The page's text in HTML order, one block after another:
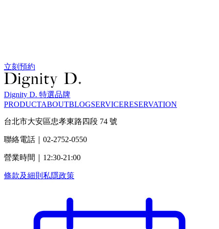
立刻預約
Dignity D. 特選品牌
PRODUCTABOUTBLOGSERVICERESERVATION
台北市大安區忠孝東路四段 74 號
聯絡電話｜02-2752-0550
營業時間｜12:30-21:00
條款及細則 私隱政策